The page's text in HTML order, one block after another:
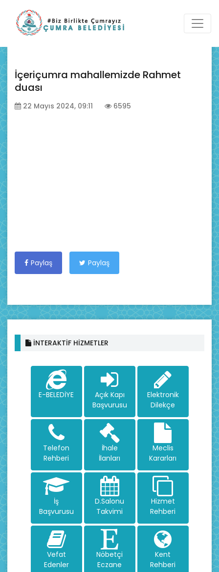
İçeriçumra mahallemizde Rahmet
duası
22 Mayıs 2024, 09:11 6595
Paylaş Paylaş
İNTERAKTİF HİZMETLER
E-BELEDİYE
Açık Kapı
Başvurusu
Elektronik
Dilekçe
Telefon
Rehberi
İhale
İlanları
Meclis
Kararları
İş
Başvurusu
D.Salonu
Takvimi
Hizmet
Rehberi
Vefat
Edenler
Nöbetçi
Eczane
Kent
Rehberi